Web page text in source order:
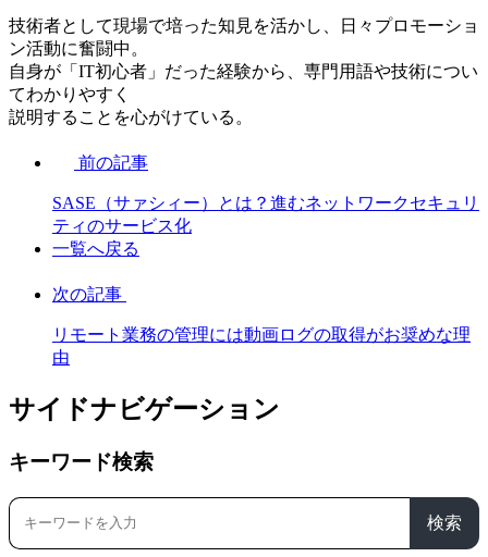
技術者として現場で培った知見を活かし、日々プロモーショ
ン活動に奮闘中。
自身が「IT初心者」だった経験から、専門用語や技術につい
てわかりやすく
説明することを心がけている。
前の記事
SASE（サァシィー）とは？進むネットワークセキュリ
ティのサービス化
一覧へ戻る
次の記事
リモート業務の管理には動画ログの取得がお奨めな理
由
サイドナビゲーション
キーワード検索
検索